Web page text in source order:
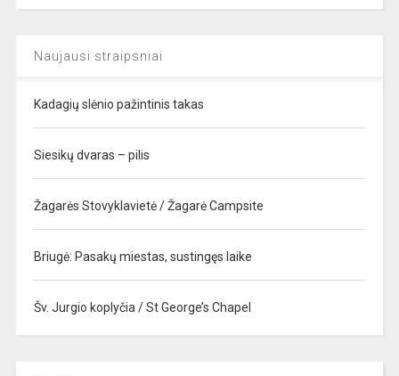
Naujausi straipsniai
Kadagių slėnio pažintinis takas
Siesikų dvaras – pilis
Žagarės Stovyklavietė / Žagarė Campsite
Briugė: Pasakų miestas, sustingęs laike
Šv. Jurgio koplyčia / St George’s Chapel